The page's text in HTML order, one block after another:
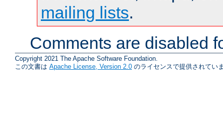
mailing lists.
Comments are disabled
Copyright 2021 The Apache Software Foundation.
この文書は Apache License, Version 2.0 のライセンスで提供されてい